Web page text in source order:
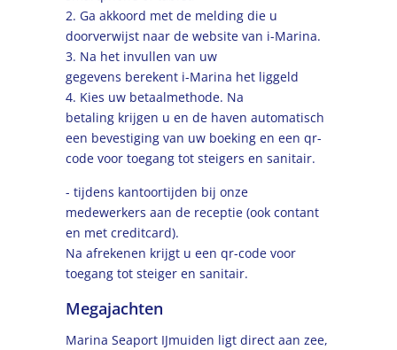
2. Ga akkoord met de melding die u
doorverwijst naar de website van i-Marina.
3. Na het invullen van uw
gegevens berekent i-Marina het liggeld
4. Kies uw betaalmethode. Na
betaling krijgen u en de haven automatisch
een bevestiging van uw boeking en een qr-
code voor toegang tot steigers en sanitair.
- tijdens kantoortijden bij onze
medewerkers aan de receptie (ook contant
en met creditcard).
Na afrekenen krijgt u een qr-code voor
toegang tot steiger en sanitair.
Megajachten
Marina Seaport IJmuiden ligt direct aan zee,